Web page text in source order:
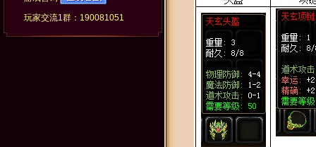
玩家交流1群：190081051